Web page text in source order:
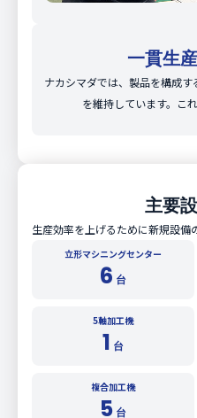
一貫生
ナカシマダでは、製品を構成
を維持しています。こ
主要
生産効率を上げるために新規設備
立形マシニングセンター
6 台
5軸加工機
1 台
複合加工機
5 台